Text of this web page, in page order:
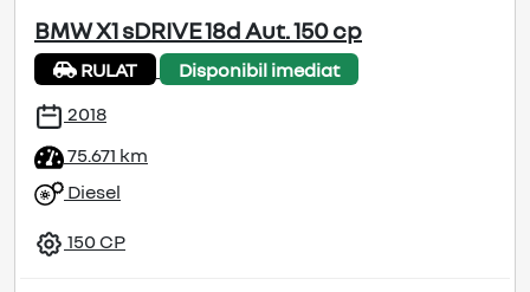
BMW X1 sDRIVE 18d Aut. 150 cp
RULAT
Disponibil imediat
2018
75.671 km
Diesel
150 CP